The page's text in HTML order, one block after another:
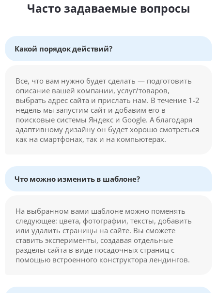
Часто задаваемые вопросы
Какой порядок действий?
Все, что вам нужно будет сделать — подготовить
описание вашей компании, услуг/товаров,
выбрать адрес сайта и прислать нам. В течение 1-2
недель мы запустим сайт и добавим его в
поисковые системы Яндекс и Google. А благодаря
адаптивному дизайну он будет хорошо смотреться
как на смартфонах, так и на компьютерах.
Что можно изменить в шаблоне?
На выбранном вами шаблоне можно поменять
следующее: цвета, фотографии, тексты, добавить
или удалить страницы на сайте. Вы сможете
ставить эксперименты, создавая отдельные
разделы сайта в виде посадочных страниц с
помощью встроенного конструктора лендингов.